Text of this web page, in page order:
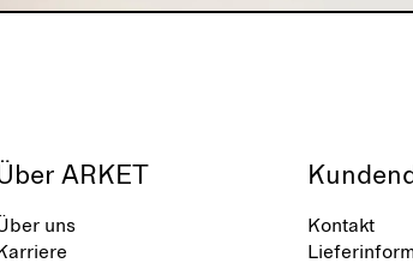
ARKET
uns
Karriere
Kontakt